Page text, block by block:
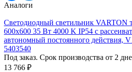
Аналоги
Светодиодный светильник VARTON
600х600 35 Вт 4000 K IP54 с
автономный постоянного действия,
5403540
Под заказ. Срок производства от 2
13 766 ₽